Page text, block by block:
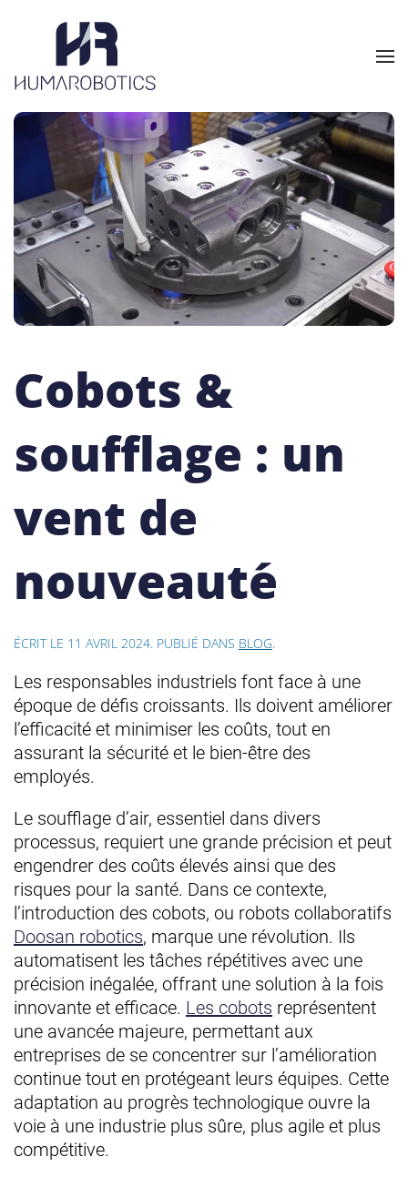
Skip to main content
Cobots &
soufflage : un
vent de
nouveauté
ÉCRIT LE 11 AVRIL 2024. PUBLIÉ DANS BLOG.
Les responsables industriels font face à une
époque de défis croissants. Ils doivent améliorer
l’efficacité et minimiser les coûts, tout en
assurant la sécurité et le bien-être des
employés.
Le soufflage d’air, essentiel dans divers
processus, requiert une grande précision et peut
engendrer des coûts élevés ainsi que des
risques pour la santé. Dans ce contexte,
l’introduction des cobots, ou robots collaboratifs
Doosan robotics, marque une révolution. Ils
automatisent les tâches répétitives avec une
précision inégalée, offrant une solution à la fois
innovante et efficace. Les cobots représentent
une avancée majeure, permettant aux
entreprises de se concentrer sur l’amélioration
continue tout en protégeant leurs équipes. Cette
adaptation au progrès technologique ouvre la
voie à une industrie plus sûre, plus agile et plus
compétitive.